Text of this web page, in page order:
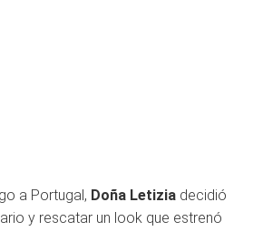
a Portugal, Doña Letizia decidió
y rescatar un look que estrenó